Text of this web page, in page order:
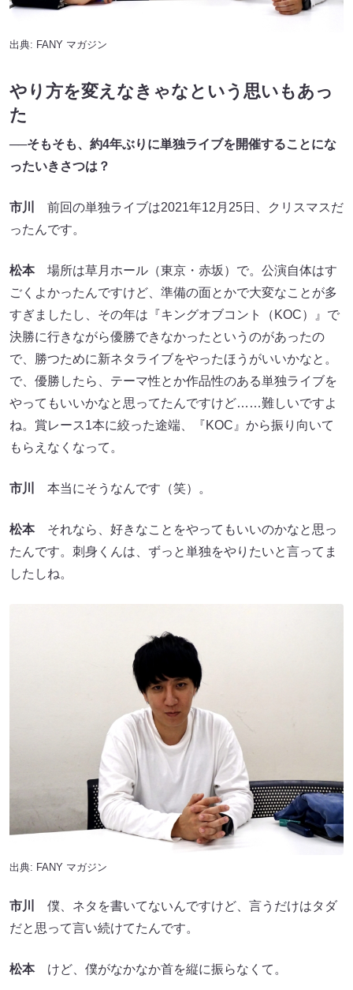
出典: FANY マガジン
やり方を変えなきゃなという思いもあっ
た
──そもそも、約4年ぶりに単独ライブを開催することにな
ったいきさつは？
市川
前回の単独ライブは2021年12月25日、クリスマスだ
ったんです。
松本場所は草月ホール（東京・赤坂）で。公演自体はす
ごくよかったんですけど、準備の面とかで大変なことが多
すぎましたし、その年は『キングオブコント（KOC）』で
決勝に行きながら優勝できなかったというのがあったの
で、勝つために新ネタライブをやったほうがいいかなと。
で、優勝したら、テーマ性とか作品性のある単独ライブを
やってもいいかなと思ってたんですけど……難しいですよ
ね。賞レース1本に絞った途端、『KOC』から振り向いて
もらえなくなって。
市川 本当にそうなんです（笑）。
松本それなら、好きなことをやってもいいのかなと思っ
たんです。刺身くんは、ずっと単独をやりたいと言ってま
したしね。
出典: FANY マガジン
市川
僕、ネタを書いてないんですけど、言うだけはタダ
だと思って言い続けてたんです。
松本けど、僕がなかなか首を縦に振らなくて。